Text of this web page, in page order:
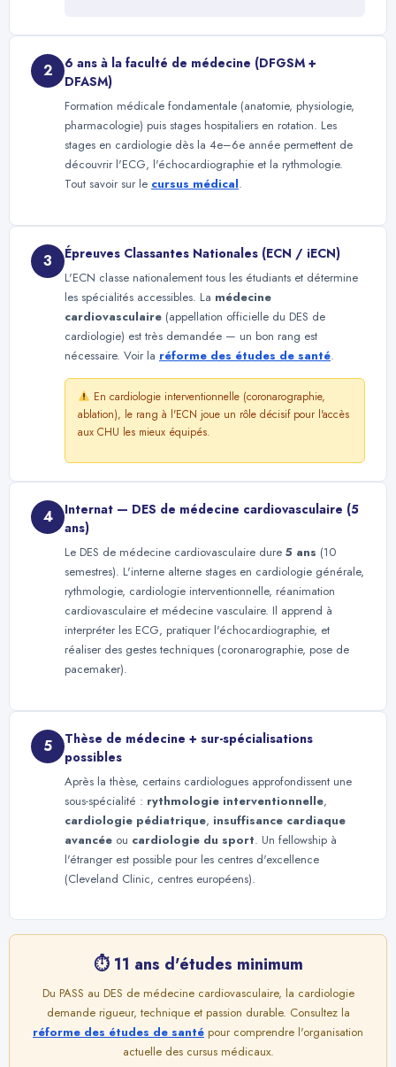
2
6 ans à la faculté de médecine (DFGSM +
DFASM)
Formation médicale fondamentale (anatomie, physiologie,
pharmacologie) puis stages hospitaliers en rotation. Les
stages en cardiologie dès la 4e–6e année permettent de
découvrir l'ECG, l'échocardiographie et la rythmologie.
Tout savoir sur le cursus médical.
3 Épreuves Classantes Nationales (ECN / iECN)
L'ECN classe nationalement tous les étudiants et détermine
les spécialités accessibles. La médecine
cardiovasculaire (appellation officielle du DES de
cardiologie) est très demandée — un bon rang est
nécessaire. Voir la réforme des études de santé.
En cardiologie interventionnelle (coronarographie,
ablation), le rang à l'ECN joue un rôle décisif pour l'accès
aux CHU les mieux équipés.
4
Internat — DES de médecine cardiovasculaire (5
ans)
Le DES de médecine cardiovasculaire dure 5 ans (10
semestres). L'interne alterne stages en cardiologie générale,
rythmologie, cardiologie interventionnelle, réanimation
cardiovasculaire et médecine vasculaire. Il apprend à
interpréter les ECG, pratiquer l'échocardiographie, et
réaliser des gestes techniques (coronarographie, pose de
pacemaker).
5
Thèse de médecine + sur-spécialisations
possibles
Après la thèse, certains cardiologues approfondissent une
sous-spécialité : rythmologie interventionnelle,
cardiologie pédiatrique, insuffisance cardiaque
avancée ou cardiologie du sport. Un fellowship à
l'étranger est possible pour les centres d'excellence
(Cleveland Clinic, centres européens).
⏱ 11 ans d'études minimum
Du PASS au DES de médecine cardiovasculaire, la cardiologie
demande rigueur, technique et passion durable. Consultez la
réforme des études de santé pour comprendre l'organisation
actuelle des cursus médicaux.